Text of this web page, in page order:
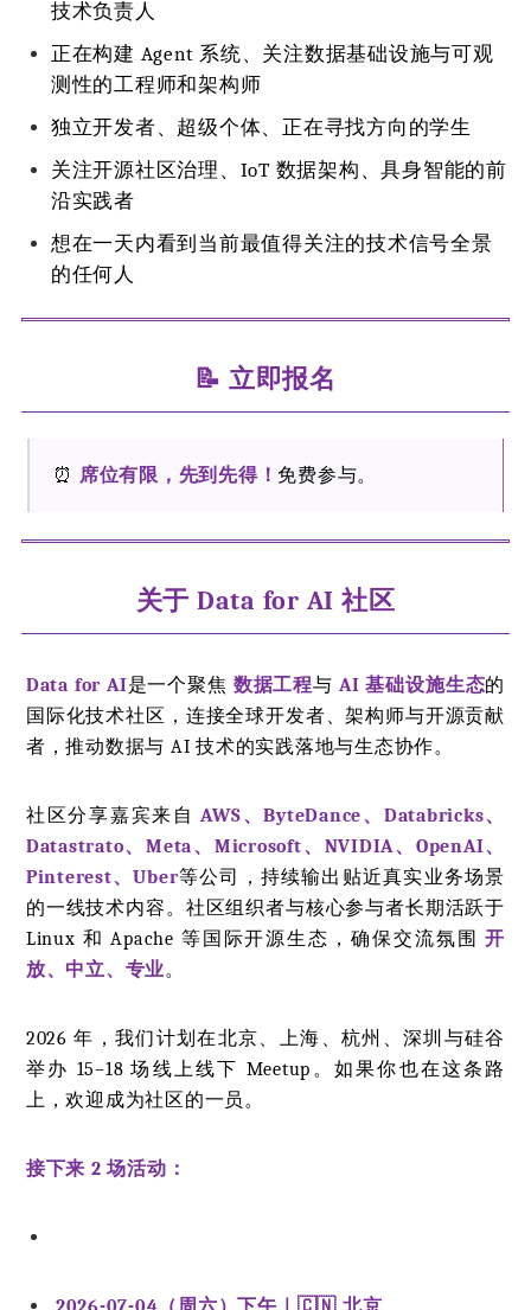
技术负责人
正在构建 Agent 系统、关注数据基础设施与可观
测性的工程师和架构师
独立开发者、超级个体、正在寻找方向的学生
关注开源社区治理、IoT 数据架构、具身智能的前
沿实践者
想在一天内看到当前最值得关注的技术信号全景
的任何人
📝 立即报名
⏰ 席位有限，先到先得！ 免费参与。
关于 Data for AI 社区
Data for AI是一个聚焦 数据工程与 AI 基础设施生态的
国际化技术社区，连接全球开发者、架构师与开源贡献
者，推动数据与 AI 技术的实践落地与生态协作。
社区分享嘉宾来自AWS、ByteDance、Databricks、
Datastrato、Meta、Microsoft、NVIDIA、OpenAI、
Pinterest、Uber等公司，持续输出贴近真实业务场景
的一线技术内容。社区组织者与核心参与者长期活跃于
Linux 和 Apache 等国际开源生态，确保交流氛围开
放、中立、专业。
2026 年，我们计划在北京、上海、杭州、深圳与硅谷
举办 15–18 场线上线下 Meetup。如果你也在这条路
上，欢迎成为社区的一员。
接下来 2 场活动：